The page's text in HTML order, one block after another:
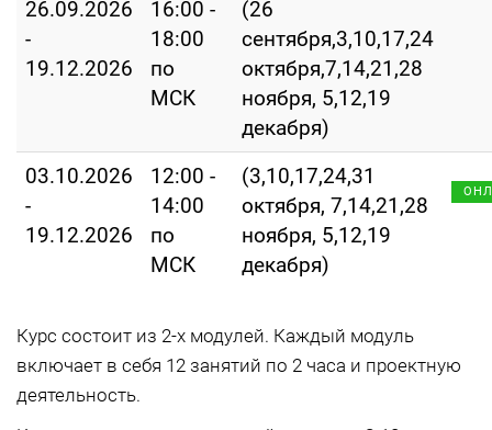
26.09.2026
-
19.12.2026
16:00 -
18:00
по
МСК
(26
сентября,3,10,17,24
октября,7,14,21,28
ноября, 5,12,19
декабря)
03.10.2026
-
19.12.2026
12:00 -
14:00
по
МСК
(3,10,17,24,31
октября, 7,14,21,28
ноября, 5,12,19
декабря)
Курс состоит из 2-х модулей. Каждый модуль
включает в себя 12 занятий по 2 часа и проектную
деятельность.